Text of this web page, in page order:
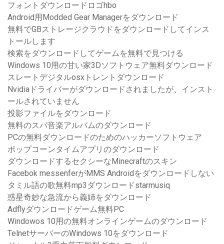
フォントダウンロードロゴhbo
Android用Modded Gear Managerをダウンロード
無料でGBストレージクラウドをダウンロードしてインス
トールします
検索をダウンロードしてゲームを無料で見つける
Windows 10用の甘い家3Dソフトウェア無料ダウンロード
スレートデジタルosxトレントダウンロード
Nvidiaドライバーがダウンロードされましたが、インスト
ールされていません
投影ファイルをダウンロード
無料のスパ音楽アルバムのダウンロード
PCの無料ダウンロードのためのハッカーソフトウェア
ポップコーンタイムアプリのダウンロード
ダウンロードするセクシーなMinecraftのスキン
Facebok messenferがMMS Androidをダウンロードしない
タミル語の歌無料mp3ダウンロードstarmusiq
惑星奇妙な急流から義姉をダウンロード
Adflyダウンロードゲーム無料PC
Windowos 10用の無料オンラインゲームのダウンロード
TelnetサーバーのWindows 10をダウンロード